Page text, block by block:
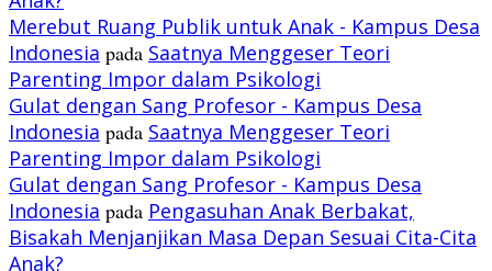
Merebut Ruang Publik untuk Anak - Kampus Desa
Indonesia pada Saatnya Menggeser Teori
Parenting Impor dalam Psikologi
Gulat dengan Sang Profesor - Kampus Desa
Indonesia pada Saatnya Menggeser Teori
Parenting Impor dalam Psikologi
Gulat dengan Sang Profesor - Kampus Desa
Indonesia pada Pengasuhan Anak Berbakat,
Bisakah Menjanjikan Masa Depan Sesuai Cita-Cita
Anak?